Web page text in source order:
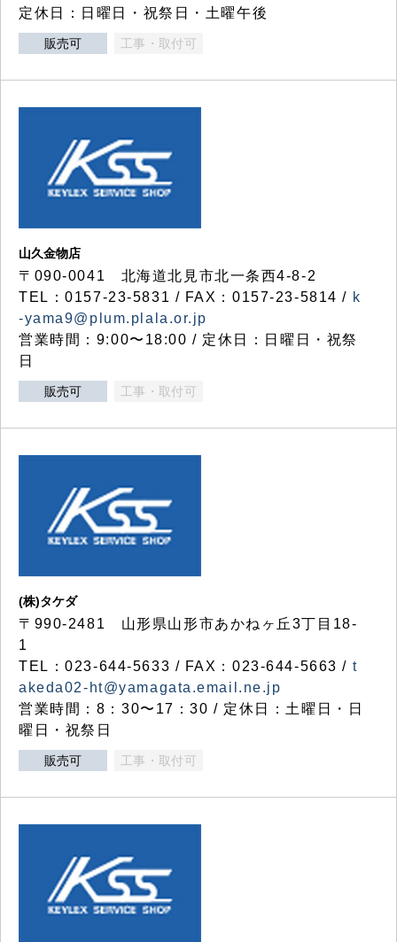
定休日：日曜日・祝祭日・土曜午後
販売可 工事・取付可
山久金物店
〒090-0041 北海道北見市北一条西4-8-2
TEL：0157-23-5831 / FAX：0157-23-5814 / k
-yama9@plum.plala.or.jp
営業時間：9:00〜18:00 / 定休日：日曜日・祝祭
日
販売可 工事・取付可
(株)タケダ
〒990-2481 山形県山形市あかねヶ丘3丁目18-
1
TEL：023-644-5633 / FAX：023-644-5663 / t
akeda02-ht@yamagata.email.ne.jp
営業時間：8：30〜17：30 / 定休日：土曜日・日
曜日・祝祭日
販売可 工事・取付可